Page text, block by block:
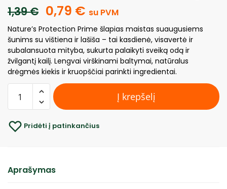
1,39€ 0,79 € su PVM
Nature’s Protection Prime šlapias maistas suaugusiems
šunims su vištiena ir lašiša – tai kasdienė, visavertė ir
subalansuota mityba, sukurta palaikyti sveiką odą ir
žvilgantį kailį. Lengvai virškinami baltymai, natūralus
drėgmės kiekis ir kruopščiai parinkti ingredientai.
Į krepšelį
Pridėti į patinkančius
Aprašymas